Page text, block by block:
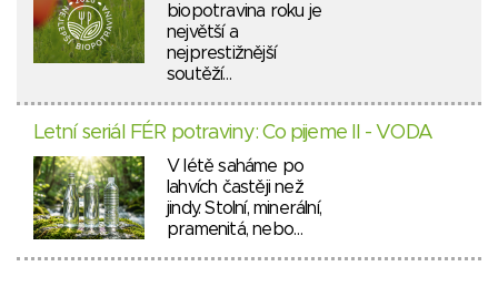
biopotravina roku je
největší a
nejprestižnější
soutěží…
Letní seriál FÉR potraviny: Co pijeme II - VODA
V létě saháme po
lahvích častěji než
jindy. Stolní, minerální,
pramenitá, nebo…